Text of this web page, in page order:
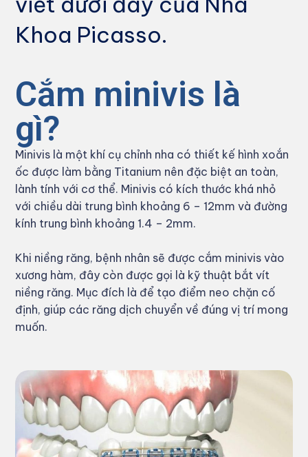
Khoa Picasso.
Cắm minivis là
gì?
Minivis là một khí cụ chỉnh nha có thiết kế hình xoắn
ốc được làm bằng Titanium nên đặc biệt an toàn,
lành tính với cơ thể. Minivis có kích thước khá nhỏ
với chiều dài trung bình khoảng 6 – 12mm và đường
kính trung bình khoảng 1.4 – 2mm.
Khi niềng răng, bệnh nhân sẽ được cắm minivis vào
xương hàm, đây còn được gọi là kỹ thuật bắt vít
niềng răng. Mục đích là để tạo điểm neo chặn cố
định, giúp các răng dịch chuyển về đúng vị trí mong
muốn.